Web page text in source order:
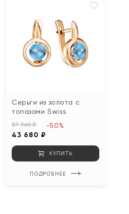
Серьги из золота с
топазами Swiss
87 360 ₽
43 680 ₽
-50%
КУПИТЬ
ПОДРОБНЕЕ